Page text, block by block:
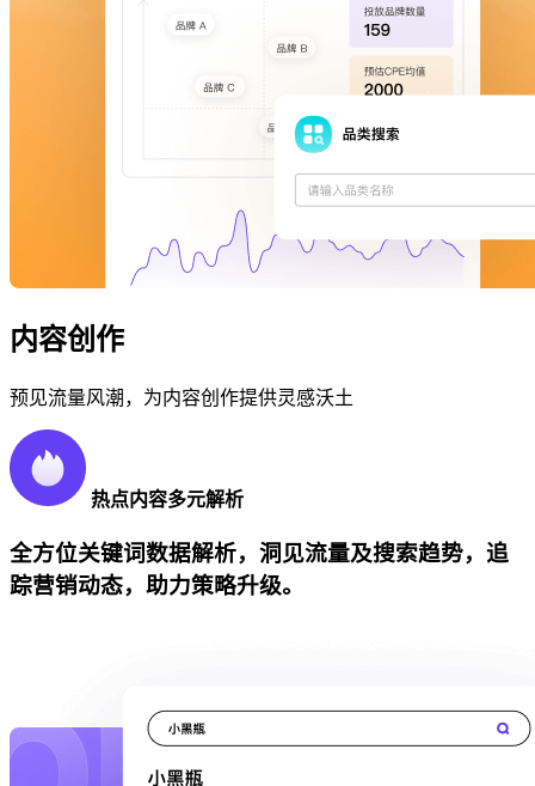
内容创作
预见流量风潮，为内容创作提供灵感沃土
热点内容多元解析
全方位关键词数据解析，洞见流量及搜索趋势，追
踪营销动态，助力策略升级。